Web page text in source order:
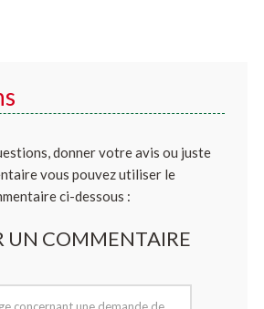
donner votre avis ou juste
vous pouvez utiliser le
ci-dessous :
UN COMMENTAIRE